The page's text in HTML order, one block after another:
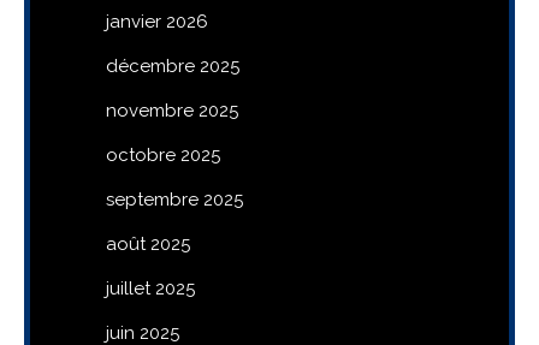
janvier 2026
décembre 2025
novembre 2025
octobre 2025
septembre 2025
août 2025
juillet 2025
juin 2025